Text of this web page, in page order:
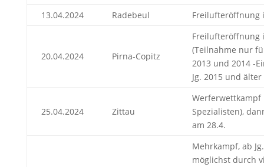
13.04.2024
Radebeul Freilufteröffnung
20.04.2024 Pirna-Copitz
Freilufteröffnung
(Teilnahme nur
2013 und 2014 -
Jg. 2015 und
25.04.2024 Zittau
Spezialisten),
am 28.4.
Mehrkampf, ab
möglichst durch